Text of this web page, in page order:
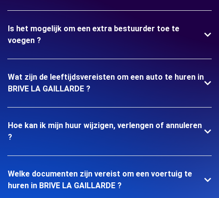
Is het mogelijk om een extra bestuurder toe te
voegen ?
Wat zijn de leeftijdsvereisten om een auto te huren in
BRIVE LA GAILLARDE ?
Hoe kan ik mijn huur wijzigen, verlengen of annuleren
?
Welke documenten zijn vereist om een voertuig te
huren in BRIVE LA GAILLARDE ?